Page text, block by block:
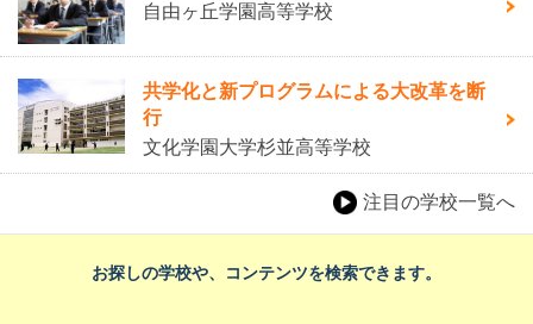
自由ヶ丘学園高等学校
共学化と新プログラムによる大改革を断
行
文化学園大学杉並高等学校
注目の学校一覧へ
お探しの学校や、コンテンツを検索できます。